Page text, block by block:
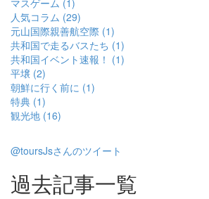
マスゲーム (1)
人気コラム (29)
元山国際親善航空際 (1)
共和国で走るバスたち (1)
共和国イベント速報！ (1)
平壌 (2)
朝鮮に行く前に (1)
特典 (1)
観光地 (16)
@toursJsさんのツイート
過去記事一覧